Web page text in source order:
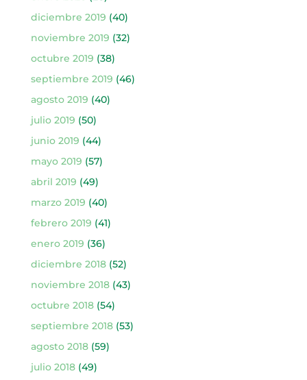
diciembre 2019 (40)
noviembre 2019 (32)
octubre 2019 (38)
septiembre 2019 (46)
agosto 2019 (40)
julio 2019 (50)
junio 2019 (44)
mayo 2019 (57)
abril 2019 (49)
marzo 2019 (40)
febrero 2019 (41)
enero 2019 (36)
diciembre 2018(52)
noviembre 2018(43)
octubre 2018(54)
septiembre 2018(53)
agosto 2018(59)
julio 2018(49)